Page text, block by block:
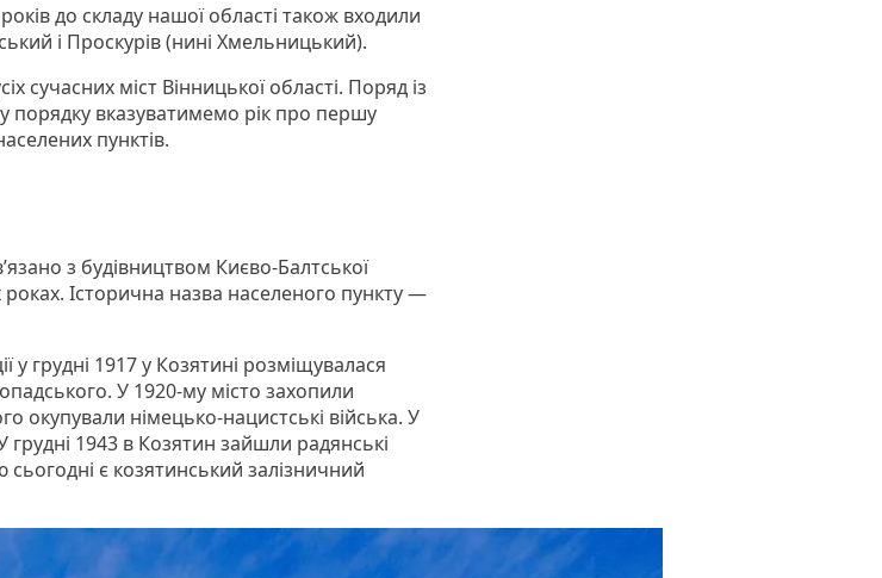
до складу нашої області також входили
і Проскурів (нині Хмельницький).
сучасних міст Вінницької області. Поряд із
порядку вказуватимемо рік про першу
пунктів.
з будівництвом Києво-Балтської
роках. Історична назва населеного пункту —
у грудні 1917 у Козятині розміщувалася
У 1920-му місто захопили
окупували німецько-нацистські війська. У
У грудні 1943 в Козятин зайшли радянські
є козятинський залізничний